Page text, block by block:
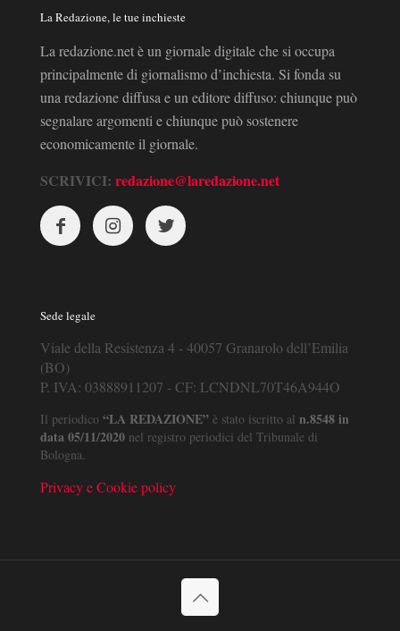
La Redazione, le tue inchieste
La redazione.net è un giornale digitale che si occupa
principalmente di giornalismo d’inchiesta. Si fonda su
una redazione diffusa e un editore diffuso: chiunque può
segnalare argomenti e chiunque può sostenere
economicamente il giornale.
SCRIVICI: redazione@laredazione.net
Sede legale
Viale della Resistenza 4 - 40057 Granarolo dell’Emilia
(BO)
P. IVA: 03888911207 - CF: LCNDNL70T46A944O
Il periodico “LA REDAZIONE” è stato iscritto al n.8548 in
data 05/11/2020 nel registro periodici del Tribunale di
Bologna.
Privacy e Cookie policy